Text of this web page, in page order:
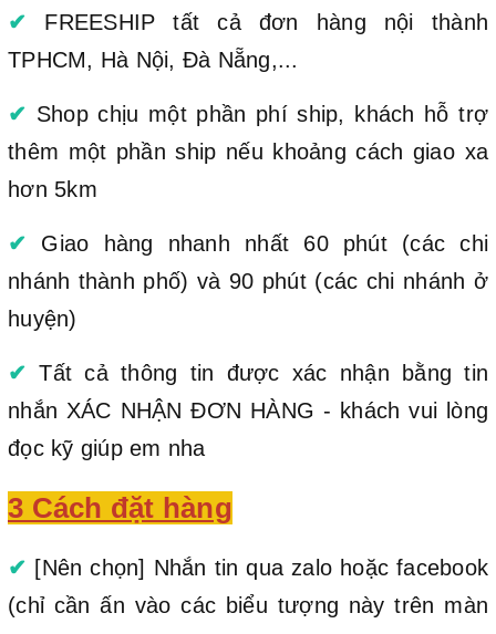
✔ FREESHIP tất cả đơn hàng nội thành
TPHCM, Hà Nội, Đà Nẵng,...
✔ Shop chịu một phần phí ship, khách hỗ trợ
thêm một phần ship nếu khoảng cách giao xa
hơn 5km
✔ Giao hàng nhanh nhất 60 phút (các chi
nhánh thành phố) và 90 phút (các chi nhánh ở
huyện)
✔ Tất cả thông tin được xác nhận bằng tin
nhắn XÁC NHẬN ĐƠN HÀNG - khách vui lòng
đọc kỹ giúp em nha
3 Cách đặt hàng
✔ [Nên chọn] Nhắn tin qua zalo hoặc facebook
(chỉ cần ấn vào các biểu tượng này trên màn